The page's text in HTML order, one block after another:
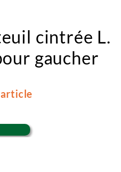
cintrée L.
gaucher